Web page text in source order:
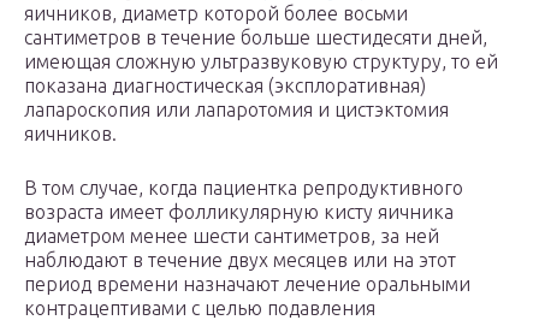
яичников, диаметр которой более восьми
сантиметров в течение больше шестидесяти дней,
имеющая сложную ультразвуковую структуру, то ей
показана диагностическая (эксплоративная)
лапароскопия или лапаротомия и цистэктомия
яичников.
В том случае, когда пациентка репродуктивного
возраста имеет фолликулярную кисту яичника
диаметром менее шести сантиметров, за ней
наблюдают в течение двух месяцев или на этот
период времени назначают лечение оральными
контрацептивами с целью подавления